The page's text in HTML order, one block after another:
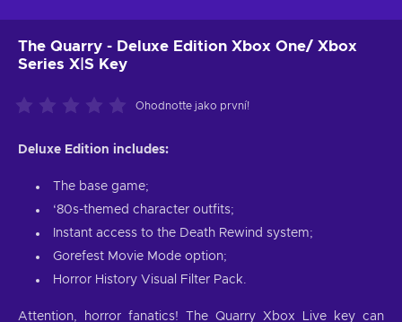
The Quarry - Deluxe Edition Xbox One/ Xbox
Series X|S Key
Ohodnoťte jako první!
Deluxe Edition includes:
The base game;
‘80s-themed character outfits;
Instant access to the Death Rewind system;
Gorefest Movie Mode option;
Horror History Visual Filter Pack.
Attention, horror fanatics! The Quarry Xbox Live key can